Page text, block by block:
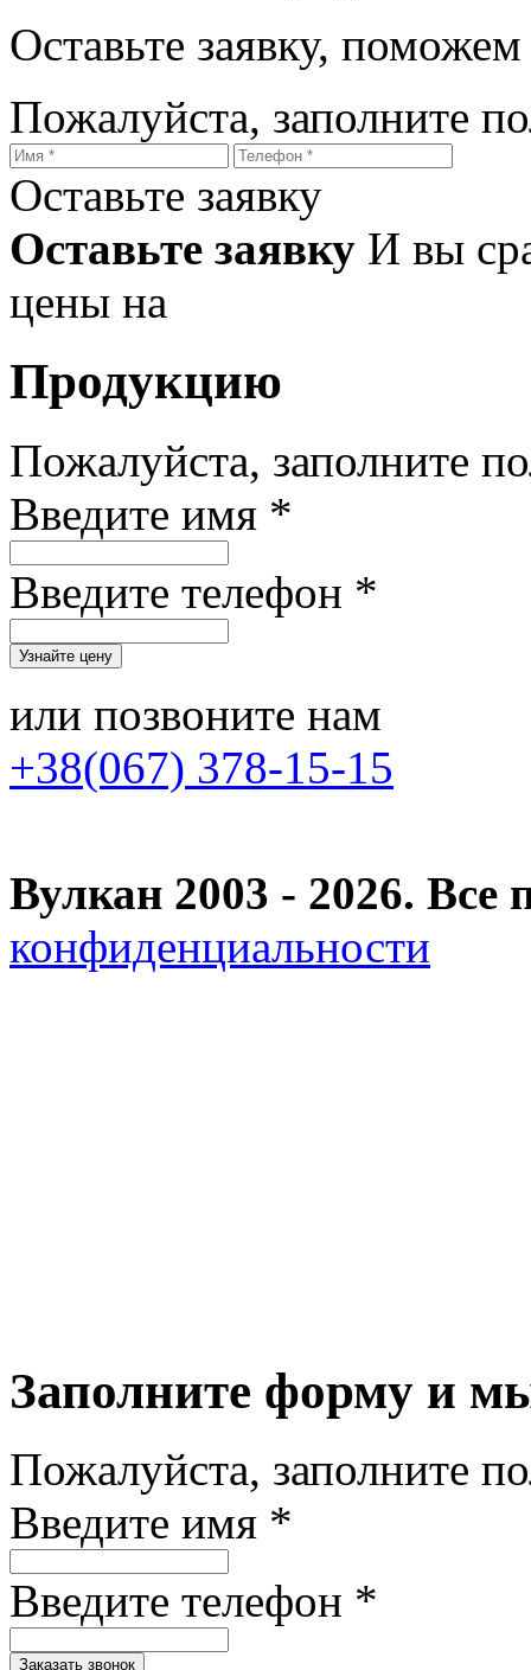
Оставьте заявку,
Пожалуйста, заполните
Оставьте заявку
Оставьте заявку И вы
цены на
Продукцию
Пожалуйста, заполните
Введите имя *
Введите телефон *
или позвоните нам
+38(067) 378-15-15
Вулкан 2003 - 2026.
конфиденциальности
Заполните форму и
Пожалуйста, заполните
Введите имя *
Введите телефон *